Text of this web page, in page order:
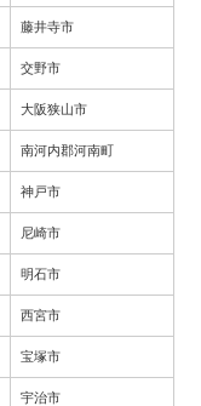
藤井寺市
交野市
大阪狭山市
南河内郡河南町
神戸市
尼崎市
明石市
西宮市
宝塚市
宇治市